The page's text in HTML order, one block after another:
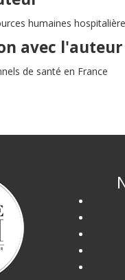
humaines
avec l'auteur
de santé en France